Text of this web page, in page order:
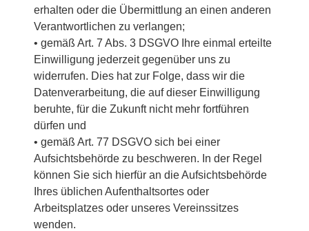
erhalten oder die Übermittlung an einen anderen
Verantwortlichen zu verlangen;
• gemäß Art. 7 Abs. 3 DSGVO Ihre einmal erteilte
Einwilligung jederzeit gegenüber uns zu
widerrufen. Dies hat zur Folge, dass wir die
Datenverarbeitung, die auf dieser Einwilligung
beruhte, für die Zukunft nicht mehr fortführen
dürfen und
• gemäß Art. 77 DSGVO sich bei einer
Aufsichtsbehörde zu beschweren. In der Regel
können Sie sich hierfür an die Aufsichtsbehörde
Ihres üblichen Aufenthaltsortes oder
Arbeitsplatzes oder unseres Vereinssitzes
wenden.